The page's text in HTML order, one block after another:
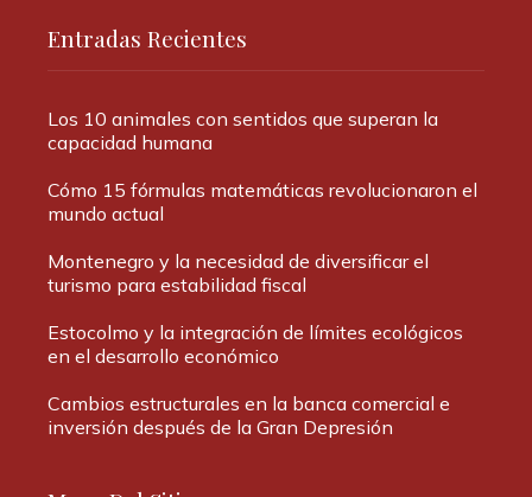
Entradas Recientes
Los 10 animales con sentidos que superan la
capacidad humana
Cómo 15 fórmulas matemáticas revolucionaron el
mundo actual
Montenegro y la necesidad de diversificar el
turismo para estabilidad fiscal
Estocolmo y la integración de límites ecológicos
en el desarrollo económico
Cambios estructurales en la banca comercial e
inversión después de la Gran Depresión